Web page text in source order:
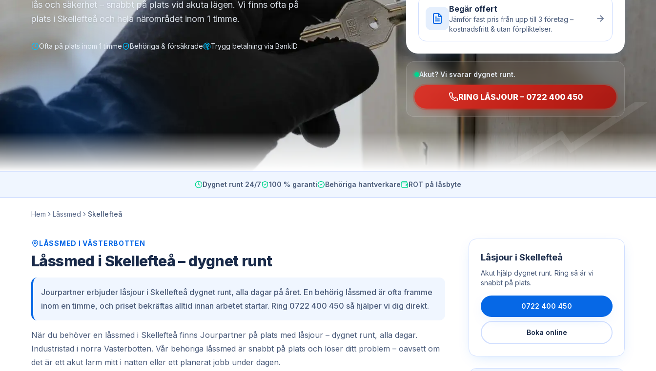
lås och säkerhet – snabbt på plats vid akuta lägen. Vi finns ofta på
plats i Skellefteå och hela närområdet inom 1 timme.
Ofta på plats inom 1 timme Behöriga & försäkrade Trygg betalning via BankID
Begär offert
Jämför fast pris från upp till 3 företag –
kostnadsfritt & utan förpliktelser.
Akut? Vi svarar dygnet runt.
RING LÅSJOUR – 0722 400 450
Dygnet runt 24/7 100 % garanti Behöriga hantverkare ROT på låsbyte
Hem Låssmed Skellefteå
LÅSSMED IVÄSTERBOTTEN
Låssmed i Skellefteå – dygnet runt
Jourpartner erbjuder låsjour i Skellefteå dygnet runt, alla dagar på året. En behörig låssmed är ofta framme
inom en timme, och priset bekräftas alltid innan arbetet startar. Ring 0722 400 450 så hjälper vi dig direkt.
När du behöver en låssmed i Skellefteå finns Jourpartner på plats med låsjour – dygnet runt, alla dagar.
Industristad i norra Västerbotten. Vår behöriga låssmed är snabbt på plats och löser ditt problem – oavsett om
det är ett akut larm mitt i natten eller ett planerat jobb under dagen.
Låsjour i Skellefteå
Akut hjälp dygnet runt. Ring så är vi
snabbt på plats.
0722 400 450
Boka online